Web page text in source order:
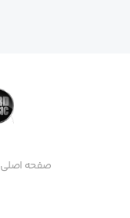
صفحه اصلی